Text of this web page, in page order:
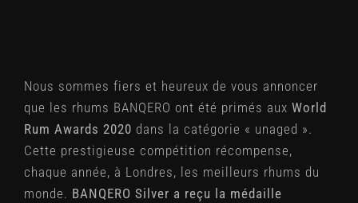
Nous sommes fiers et heureux de vous annoncer
que les rhums BANQERO ont été primés aux World
Rum Awards 2020 dans la catégorie « unaged ».
Cette prestigieuse compétition récompense,
chaque année, à Londres, les meilleurs rhums du
monde. BANQERO Silver a reçu la médaille